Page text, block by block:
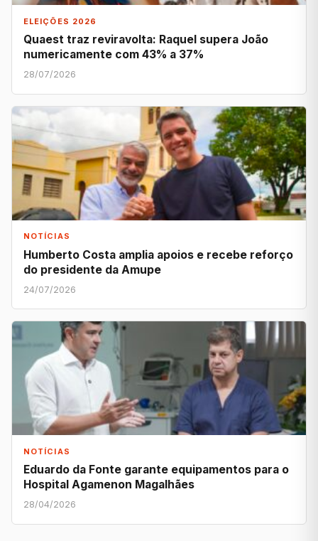
ELEIÇÕES 2026
Quaest traz reviravolta: Raquel supera João
numericamente com 43% a 37%
28/07/2026
NOTÍCIAS
Humberto Costa amplia apoios e recebe reforço
do presidente da Amupe
24/07/2026
NOTÍCIAS
Eduardo da Fonte garante equipamentos para o
Hospital Agamenon Magalhães
28/04/2026